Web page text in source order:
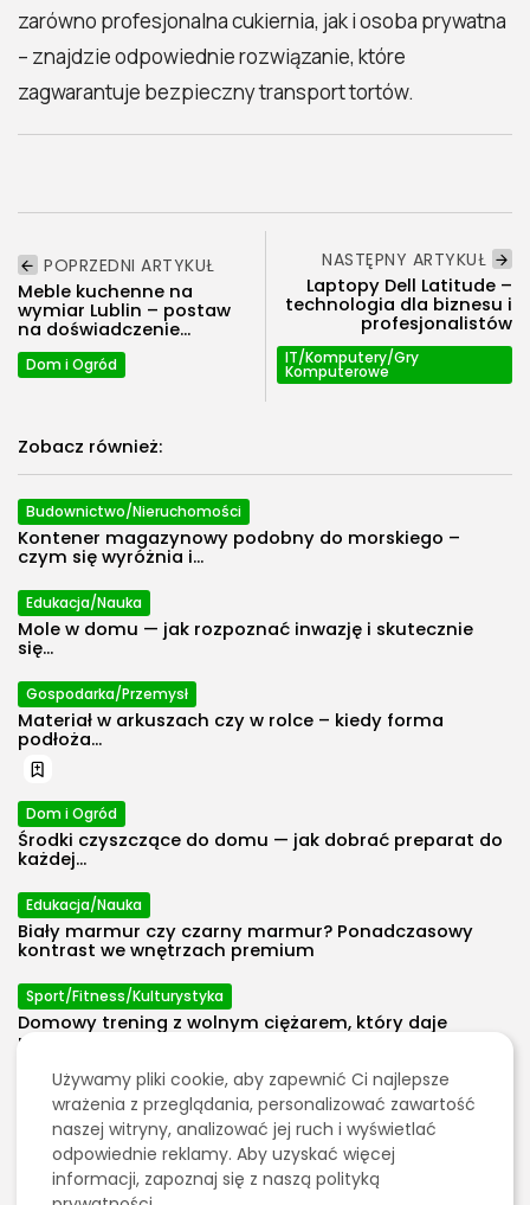
2026 Polecosystem - Wszelkie prawa
zastrzeżone. Treści zawarte na stronie
chronione są prawem autorskim.
zarówno profesjonalna cukiernia, jak i osoba prywatna
– znajdzie odpowiednie rozwiązanie, które
zagwarantuje bezpieczny transport tortów.
POPRZEDNI ARTYKUŁ
Meble kuchenne na
wymiar Lublin – postaw
na doświadczenie...
Dom i Ogród
NASTĘPNY ARTYKUŁ
Laptopy Dell Latitude –
technologia dla biznesu i
profesjonalistów
IT/Komputery/Gry
Komputerowe
Zobacz również:
Budownictwo/Nieruchomości
Kontener magazynowy podobny do morskiego –
czym się wyróżnia i...
Edukacja/Nauka
Mole w domu — jak rozpoznać inwazję i skutecznie
się...
Gospodarka/Przemysł
Materiał w arkuszach czy w rolce – kiedy forma
podłoża...
Dom i Ogród
Środki czyszczące do domu — jak dobrać preparat do
każdej...
Edukacja/Nauka
Biały marmur czy czarny marmur? Ponadczasowy
kontrast we wnętrzach premium
Sport/Fitness/Kulturystyka
Domowy trening z wolnym ciężarem, który daje
progres bez przeładowania...
Energetyka
Gaz w energetyce: pomost do neutralności czy
kosztowna ślepa uliczka?
Edukacja/Nauka
Używamy pliki cookie, aby zapewnić Ci najlepsze
wrażenia z przeglądania, personalizować zawartość
naszej witryny, analizować jej ruch i wyświetlać
odpowiednie reklamy. Aby uzyskać więcej
informacji, zapoznaj się z naszą polityką